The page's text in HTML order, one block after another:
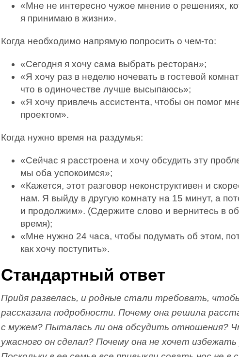
«Мне не интересно чужое мнение о решениях,
я принимаю в жизни».
Когда необходимо напрямую попросить о чем‑то:
«Сегодня я хочу сама выбрать ресторан»;
«Я хочу раз в неделю ночевать в гостевой
что в одиночестве лучше высыпаюсь»;
«Я хочу привлечь ассистента, чтобы он помог
проектом».
Когда нужно время на раздумья:
«Сейчас я расстроена и хочу обсудить эту
мы оба успокоимся»;
«Кажется, этот разговор неконструктивен и
нам. Я выйду в другую комнату на 15 минут, а
и продолжим». (Сдержите слово и вернитесь в
время);
«Мне нужно 24 часа, чтобы подумать об этом,
как хочу поступить».
Стандартный ответ
Прийя развелась, и родные стали требовать,
рассказала подробности. Почему она решила
с мужем? Пыталась ли она обсудить отношения?
ужасного он сделал? Почему она не хочет избежать